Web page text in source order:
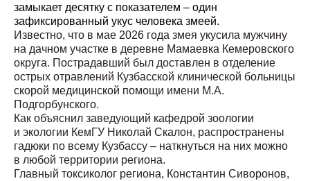
замыкает десятку с показателем – один
зафиксированный укус человека змеей.
Известно, что в мае 2026 года змея укусила мужчину
на дачном участке в деревне Мамаевка Кемеровского
округа. Пострадавший был доставлен в отделение
острых отравлений Кузбасской клинической больницы
скорой медицинской помощи имени М.А.
Подгорбунского.
Как объяснил заведующий кафедрой зоологии
и экологии КемГУ Николай Скалон, распространены
гадюки по всему Кузбассу – наткнуться на них можно
в любой территории региона.
Главный токсиколог региона, Константин Сиворонов,